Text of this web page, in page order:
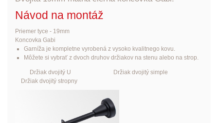
Návod na montáž
Priemer tyce - 19mm
Koncovka Gabi
Garníža je kompletne vyrobená z vysoko kvalitnego kovu.
Môžete si vybrať z dvoch druhov držiakov na stenu alebo na strop.
Držiak dvojitý U Držiak dvojitý simple
Držiak dvojitý stropny